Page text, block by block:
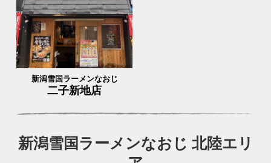
新潟雪国ラーメンなおじ
二子新地店
新潟雪国ラーメンなおじ 北陸エリ